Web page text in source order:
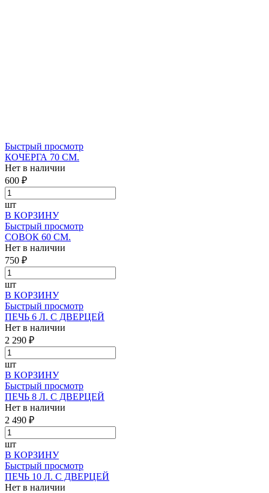
Быстрый просмотр
КОЧЕРГА 70 СМ.
Нет в наличии
600 ₽
шт
В КОРЗИНУ
Быстрый просмотр
СОВОК 60 СМ.
Нет в наличии
750 ₽
шт
В КОРЗИНУ
Быстрый просмотр
ПЕЧЬ 6 Л. С ДВЕРЦЕЙ
Нет в наличии
2 290 ₽
шт
В КОРЗИНУ
Быстрый просмотр
ПЕЧЬ 8 Л. С ДВЕРЦЕЙ
Нет в наличии
2 490 ₽
шт
В КОРЗИНУ
Быстрый просмотр
ПЕЧЬ 10 Л. С ДВЕРЦЕЙ
Нет в наличии